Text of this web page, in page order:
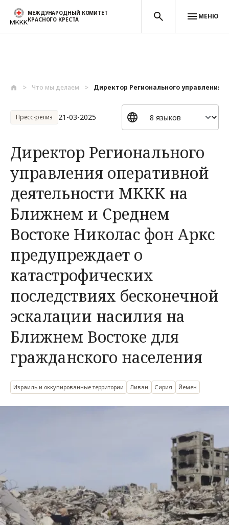
МЕЖДУНАРОДНЫЙ КОМИТЕТ
КРАСНОГО КРЕСТА
МЕНЮ
Что мы делаем Директор Регионального управления
Пресс-релиз 21-03-2025
Директор Регионального
управления оперативной
деятельности МККК на
Ближнем и Среднем
Востоке Николас фон Аркс
предупреждает о
катастрофических
последствиях бесконечной
эскалации насилия на
Ближнем Востоке для
гражданского населения
Израиль и оккупированные территории Ливан Сирия Йемен